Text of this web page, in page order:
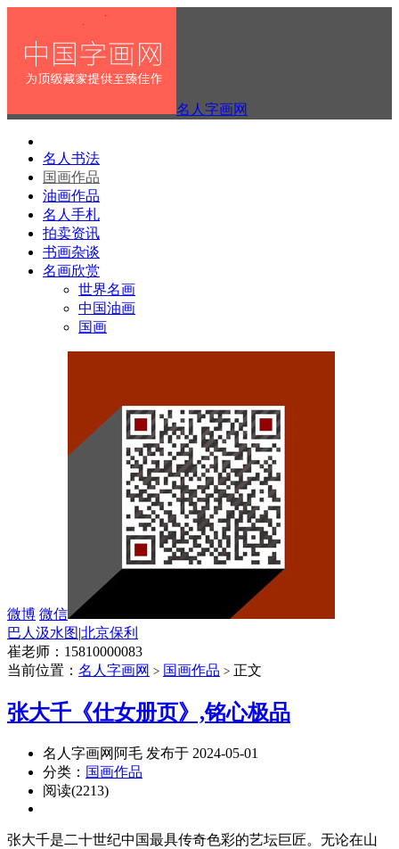
名人字画网
名人书法
国画作品
油画作品
名人手札
拍卖资讯
书画杂谈
名画欣赏
世界名画
中国油画
国画
微博 微信
巴人汲水图|北京保利
崔老师：15810000083
当前位置： 名人字画网 > 国画作品 > 正文
张大千《仕女册页》,铭心极品
名人字画网阿毛 发布于 2024-05-01
分类： 国画作品
阅读(2213)
张大千是二十世纪中国最具传奇色彩的艺坛巨匠。无论在山